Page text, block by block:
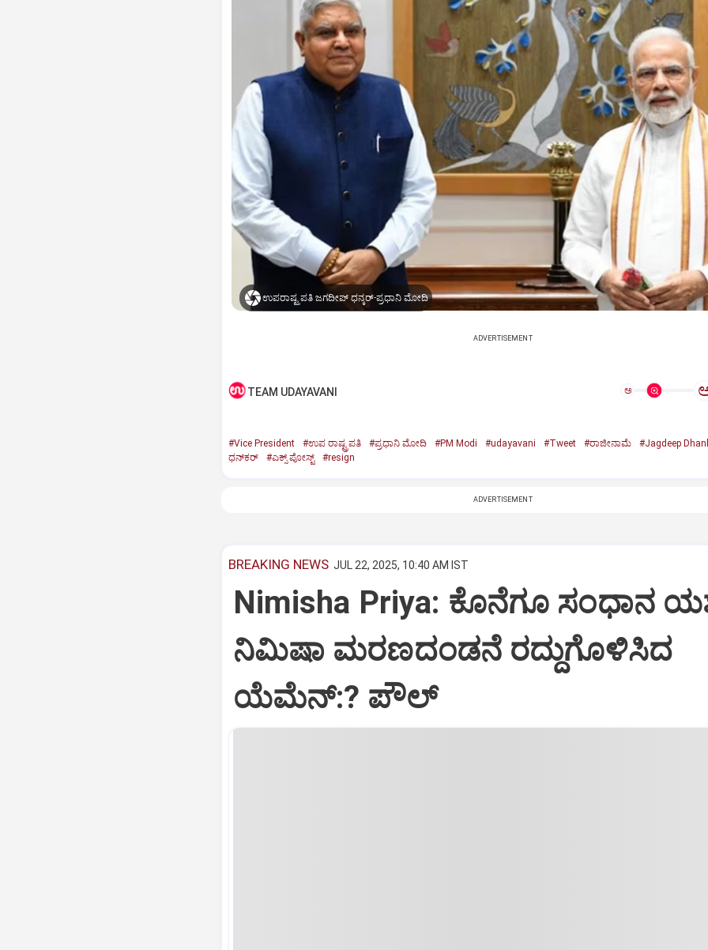
ಉಪರಾಷ್ಟ್ರಪತಿ ಜಗದೀಪ್‌ ಧನ್ಕರ್-ಪ್ರಧಾನಿ ಮೋದಿ
ADVERTISEMENT
TEAM UDAYAVANI ಅ
#Vice President #ಉಪ ರಾಷ್ಟ್ರಪತಿ #ಪ್ರಧಾನಿ ಮೋದಿ #PM Modi #udayavani #Tweet #ರಾಜೀನಾಮೆ
#Jagdeep
ಧನ್‌ಕರ್‌
#ಎಕ್ಸ್‌ ಪೋಸ್ಟ್ #resign
ADVERTISEMENT
BREAKING NEWS JUL 22, 2025, 10:40 AM IST
Nimisha Priya: ಕೊನೆಗೂ ಸಂಧಾನ
ನಿಮಿಷಾ ಮರಣದಂಡನೆ ರದ್ದುಗೊಳಿಸಿದ
ಯೆಮೆನ್:? ಪೌಲ್